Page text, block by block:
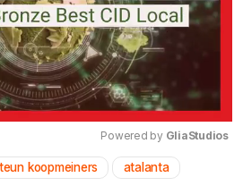
Mute
Powered by GliaStudios
teun koopmeiners atalanta